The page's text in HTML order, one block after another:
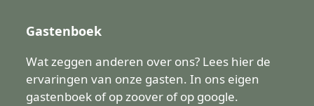
Gastenboek
Wat zeggen anderen over ons? Lees hier de
ervaringen van onze gasten. In ons eigen
gastenboek of op zoover of op google.